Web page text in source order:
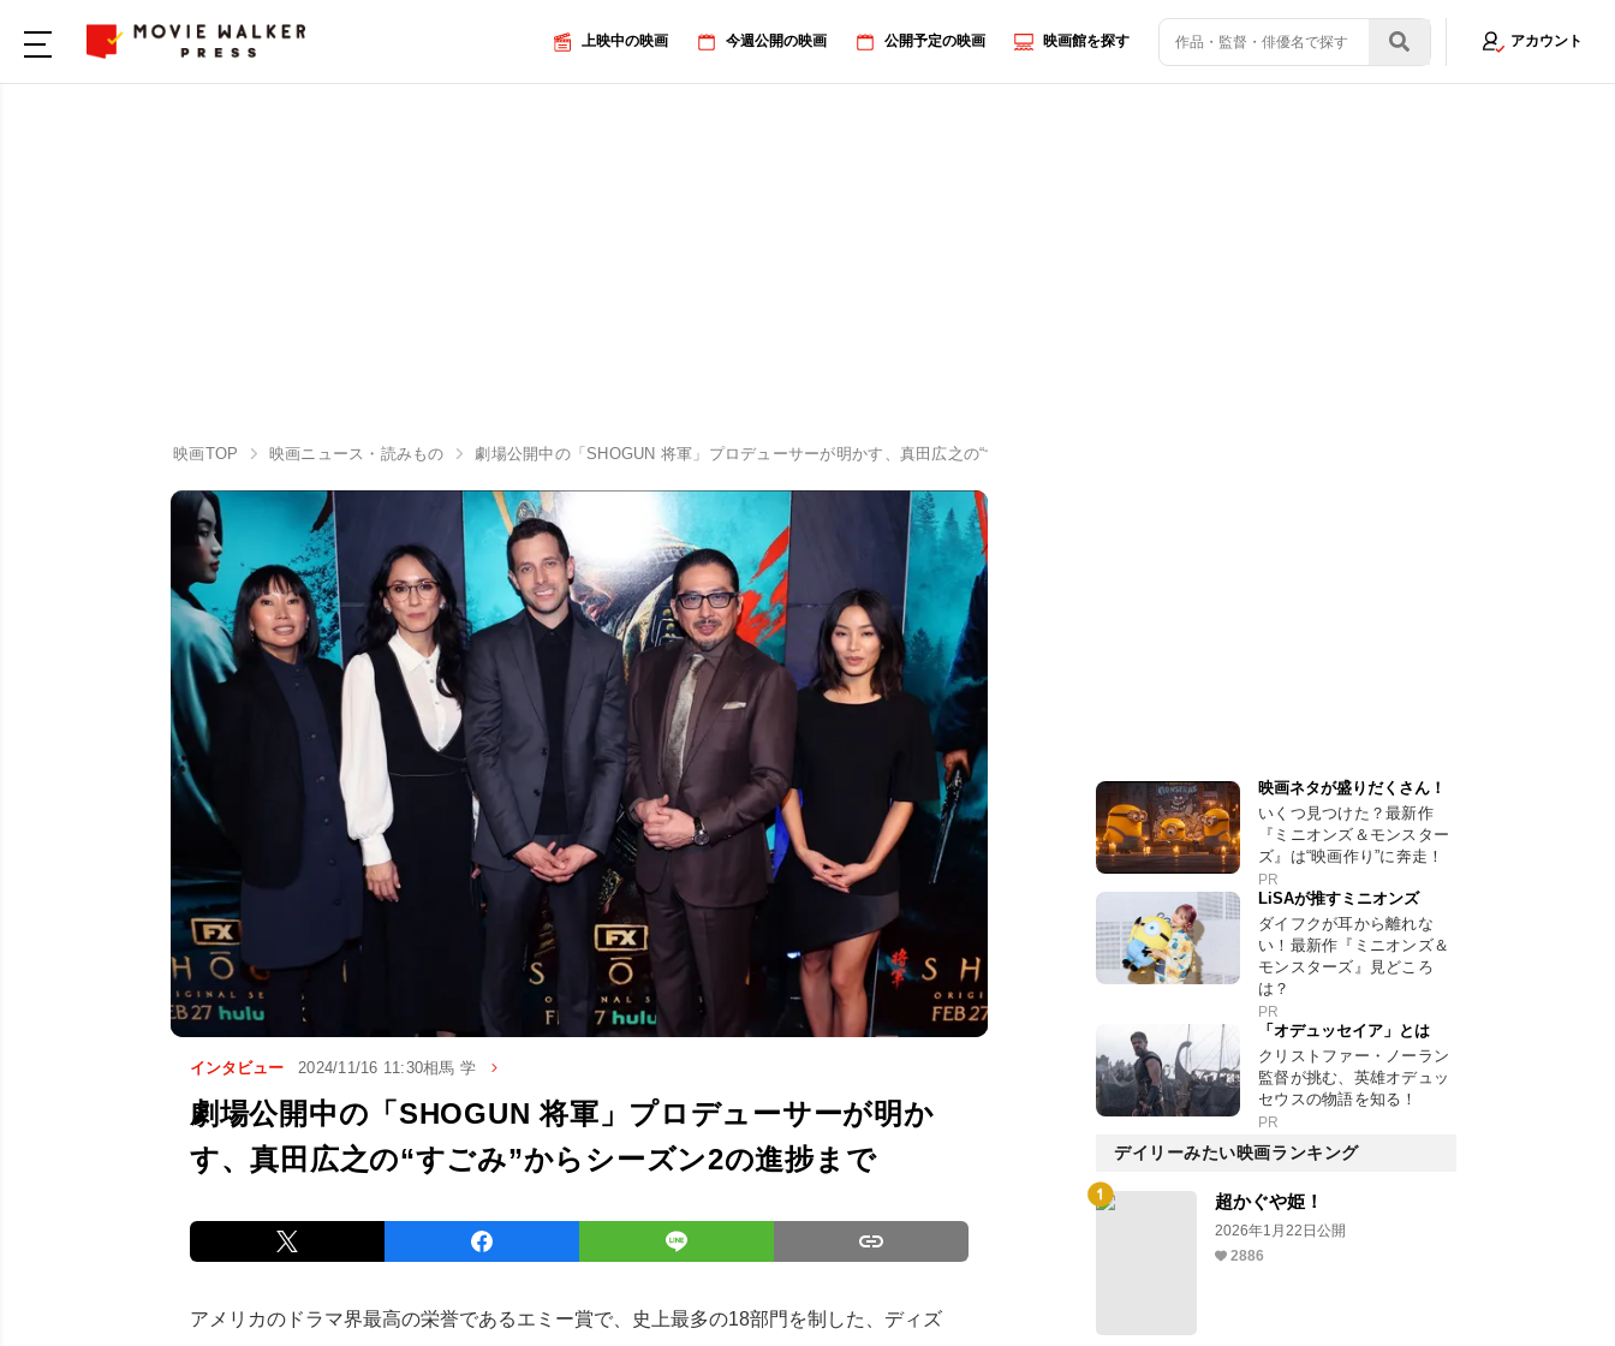
上映中の映画 今週公開の映画 公開予定の映画 映画館を探す アカウント
映画TOP 映画ニュース・読みもの 劇場公開中の「SHOGUN 将軍」プロデューサーが明かす、真田広之の“すごみ”からシーズン2の進捗まで
インタビュー 2024/11/16 11:30相馬 学
劇場公開中の「SHOGUN 将軍」プロデューサーが明か
す、真田広之の“すごみ”からシーズン2の進捗まで
アメリカのドラマ界最高の栄誉であるエミー賞で、史上最多の18部門を制した、ディズ
映画ネタが盛りだくさん！
いくつ見つけた？最新作
『ミニオンズ＆モンスター
ズ』は“映画作り”に奔走！
PR
LiSAが推すミニオンズ
ダイフクが耳から離れな
い！最新作『ミニオンズ＆
モンスターズ』見どころ
は？
PR
「オデュッセイア」とは
クリストファー・ノーラン
監督が挑む、英雄オデュッ
セウスの物語を知る！
PR
デイリーみたい映画ランキング
超かぐや姫！
2026年1月22日公開
2886